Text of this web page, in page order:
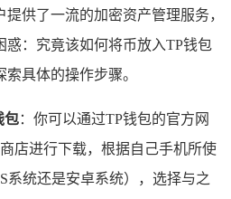
供了一流的加密资产管理服务，
惑：究竟该如何将币放入TP钱包
具体的操作步骤。
包：你可以通过TP钱包的官方网
店进行下载，根据自己手机所使
系统还是安卓系统），选择与之